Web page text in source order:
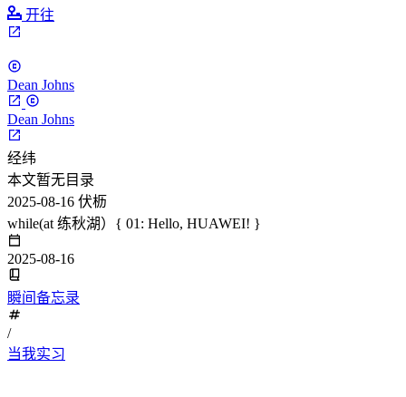
开往
Dean Johns
Dean Johns
经纬
本文暂无目录
2025-08-16 伏枥
while(at 练秋湖）{ 01: Hello, HUAWEI! }
2025-08-16
瞬间备忘录
/
当我实习